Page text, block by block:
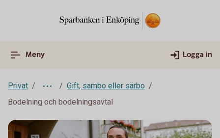
Meny Logga in
Privat
Gift, sambo eller särbo
Bodelning och bodelningsavtal